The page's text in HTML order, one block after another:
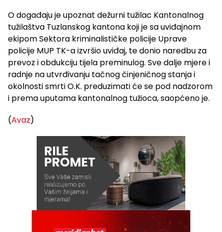
O događaju je upoznat dežurni tužilac Kantonalnog
tužilaštva Tuzlanskog kantona koji je sa uviđajnom
ekipom Sektora kriminalističke policije Uprave
policije MUP TK-a izvršio uviđaj, te donio naredbu za
prevoz i obdukciju tijela preminulog. Sve dalje mjere i
radnje na utvrđivanju tačnog činjeničnog stanja i
okolnosti smrti O.K. preduzimati će se pod nadzorom
i prema uputama kantonalnog tužioca, saopćeno je.
(Avaz)